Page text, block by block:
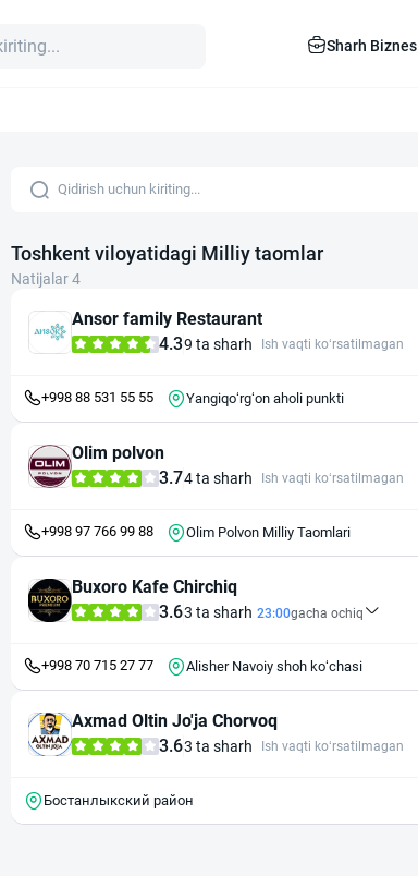
Sharh Biznes
Toshkent viloyatidagi Milliy taomlar
Natijalar 4
Ansor family Restaurant
4.39 ta sharh Ish vaqti ko‘rsatilmagan
+998 88 531 55 55 Yangiqoʻrgʻon aholi punkti
Olim polvon
3.74 ta sharh Ish vaqti ko‘rsatilmagan
+998 97 766 99 88 Olim Polvon Milliy Taomlari
Buxoro Kafe Chirchiq
3.63 ta sharh 23:00gacha ochiq
+998 70 715 27 77 Alisher Navoiy shoh koʻchasi
Axmad Oltin Jo'ja Chorvoq
3.63 ta sharh Ish vaqti ko‘rsatilmagan
Бостанлыкский район